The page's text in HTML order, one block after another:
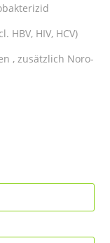
HIV, HCV)
, zusätzlich Noro-